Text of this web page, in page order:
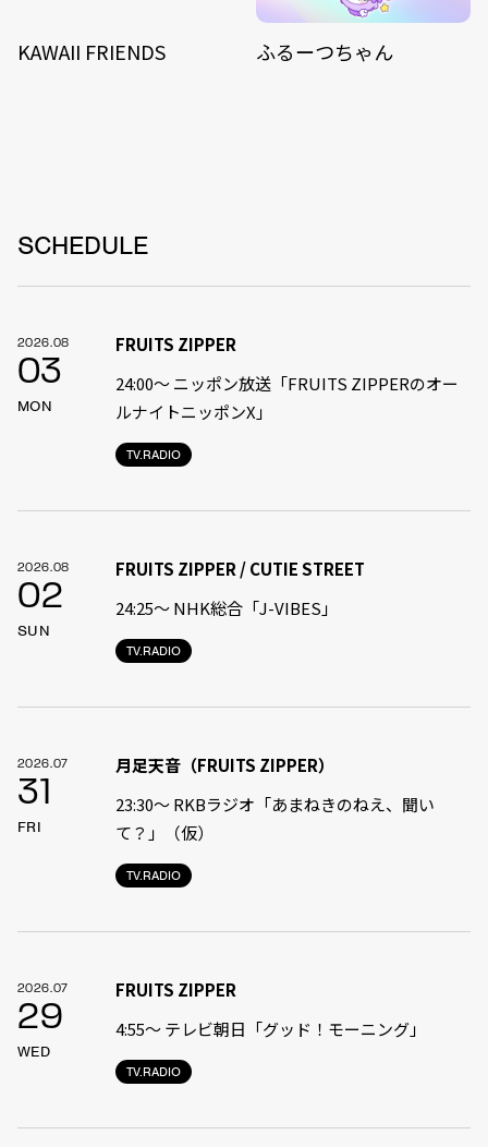
KAWAII FRIENDS ふるーつちゃん
SCHEDULE
2026.08
03
MON
TV.RADIO
FRUITS ZIPPER
24:00〜 ニッポン放送「FRUITS ZIPPERのオー
ルナイトニッポンX」
2026.08
02
SUN
TV.RADIO
FRUITS ZIPPER / CUTIE STREET
24:25〜 NHK総合「J-VIBES」
2026.07
31
FRI
TV.RADIO
月足天音（FRUITS ZIPPER）
23:30〜 RKBラジオ「あまねきのねえ、聞い
て？」（仮）
2026.07
29
WED
TV.RADIO
FRUITS ZIPPER
4:55〜 テレビ朝日「グッド！モーニング」